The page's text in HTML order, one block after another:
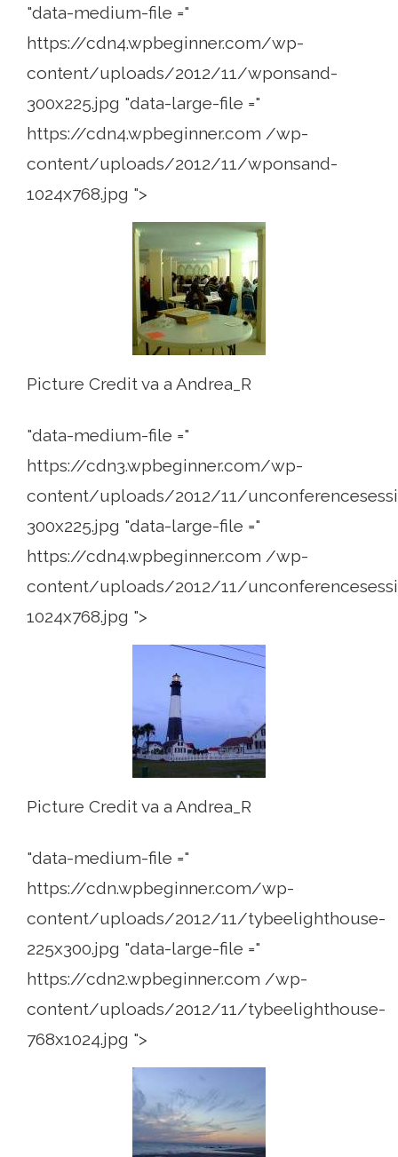
"data-medium-file ="
https://cdn4.wpbeginner.com/wp-
content/uploads/2012/11/wponsand-
300x225.jpg "data-large-file ="
https://cdn4.wpbeginner.com /wp-
content/uploads/2012/11/wponsand-
1024x768.jpg ">
Picture Credit va a Andrea_R
"data-medium-file ="
https://cdn3.wpbeginner.com/wp-
content/uploads/2012/11/
300x225.jpg "data-large-file ="
https://cdn4.wpbeginner.com /wp-
content/uploads/2012/11/
1024x768.jpg ">
Picture Credit va a Andrea_R
"data-medium-file ="
https://cdn.wpbeginner.com/wp-
content/uploads/2012/11/tybeelighthouse-
225x300.jpg "data-large-file ="
https://cdn2.wpbeginner.com /wp-
content/uploads/2012/11/tybeelighthouse-
768x1024.jpg ">